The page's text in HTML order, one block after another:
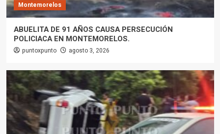
Montemorelos
ABUELITA DE 91 AÑOS CAUSA PERSECUCIÓN
POLICIACA EN MONTEMORELOS.
puntoxpunto agosto 3, 2026